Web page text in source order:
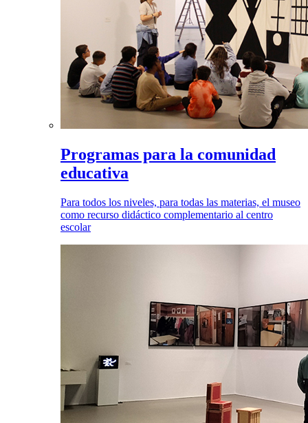
Programas para la comunidad
educativa
Para todos los niveles, para todas las materias, el museo
como recurso didáctico complementario al centro
escolar